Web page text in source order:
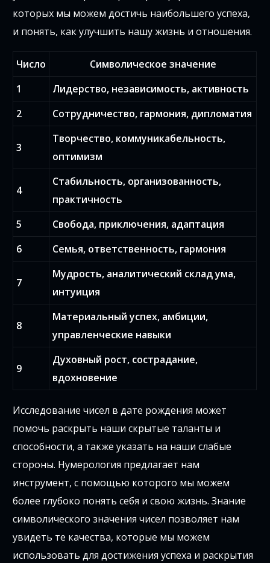
которых мы можем достичь наибольшего успеха,
и понять, как улучшить нашу жизнь и отношения.
Число
Символическое значение
1
Лидерство, независимость, активность
2
Сотрудничество, гармония, дипломатия
3
Творчество, коммуникабельность,
оптимизм
4
Стабильность, организованность,
практичность
5
Свобода, приключения, адаптация
6
Семья, ответственность, гармония
7
Мудрость, аналитический склад ума,
интуиция
8
Материальный успех, амбиции,
управленческие навыки
9
Духовный рост, сострадание,
вдохновение
Исследование чисел в дате рождения может
помочь раскрыть наши скрытые таланты и
способности, а также указать на наши слабые
стороны. Нумерология предлагает нам
инструмент, с помощью которого мы можем
более глубоко понять себя и свою жизнь. Знание
символического значения чисел позволяет нам
увидеть те качества, которые мы можем
использовать для достижения успеха и раскрытия